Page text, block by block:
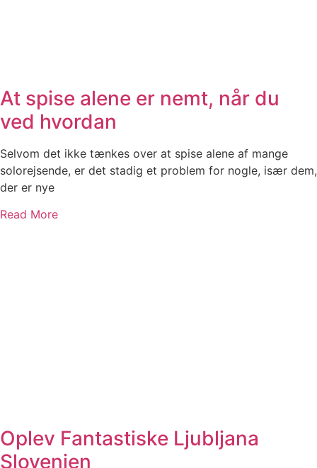
At spise alene er nemt, når du
ved hvordan
Selvom det ikke tænkes over at spise alene af mange
solorejsende, er det stadig et problem for nogle, især dem,
der er nye
Read More
Oplev Fantastiske Ljubljana
Slovenien